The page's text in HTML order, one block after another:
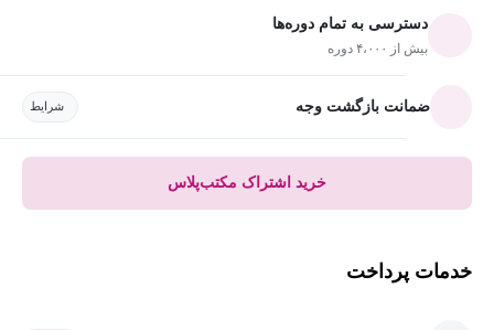
دسترسی به تمام دوره‌ها
بیش از ۴،۰۰۰ دوره
ضمانت بازگشت وجه شرایط
خرید اشتراک مکتب‌پلاس
خدمات پرداخت